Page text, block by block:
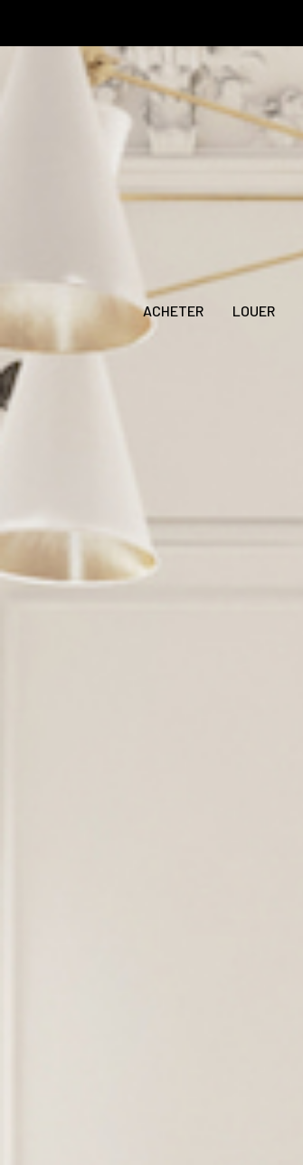
ACHETER LOUER